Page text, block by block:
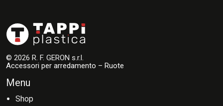
© 2026 R. F. GERON s.r.l.
Accessori per arredamento – Ruote
Menu
Shop